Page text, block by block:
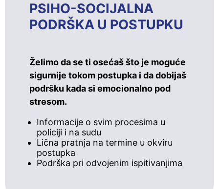
PSIHO-SOCIJALNA
PODRŠKA U POSTUPKU
Želimo da se ti osećaš što je moguće
sigurnije tokom postupka i da dobijaš
podršku kada si emocionalno pod
stresom.
Informacije o svim procesima u
policiji i na sudu
Lična pratnja na termine u okviru
postupka
Podrška pri odvojenim ispitivanjima